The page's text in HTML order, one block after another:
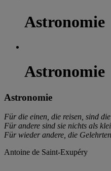
Astronomie
Astronomie
Astronomie
Für die einen, die reisen, sind
Für andere sind sie nichts als
Für wieder andere, die
Antoine de Saint-Exupéry